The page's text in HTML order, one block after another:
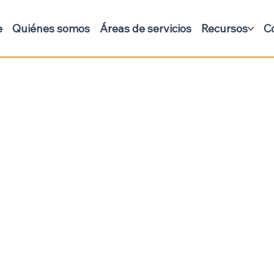
Quiénes somos Áreas de servicios Recursos